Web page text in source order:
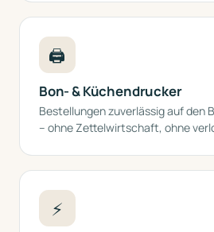
🖨️
Bon- & Küchendrucker
Bestellungen zuverlässig auf den
– ohne Zettelwirtschaft, ohne
⚡